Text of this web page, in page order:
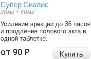
Супер Сиалис
20мг + 60мг
Усиление эрекции до 36 часов
и продление полового акта в
одной таблетке.
от 90Р Купить